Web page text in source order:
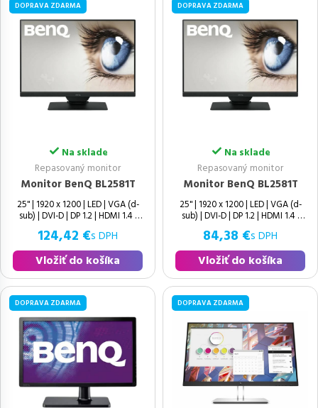
DOPRAVA ZDARMA
Na sklade
Repasovaný monitor
Monitor BenQ BL2581T
25" | 1920 x 1200 | LED | VGA (d-
sub) | DVI-D | DP 1.2 | HDMI 1.4 |
124,42 €s DPH
Vložiť do košíka
DOPRAVA ZDARMA
Na sklade
Repasovaný monitor
Monitor BenQ BL2581T
25" | 1920 x 1200 | LED | VGA (d-
sub) | DVI-D | DP 1.2 | HDMI 1.4 |
84,38 €s DPH
Vložiť do košíka
DOPRAVA ZDARMA DOPRAVA ZDARMA